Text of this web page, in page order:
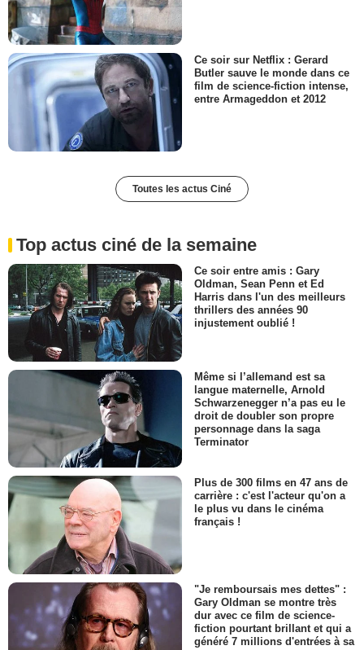
Ce soir sur Netflix : Gerard
Butler sauve le monde dans ce
film de science-fiction intense,
entre Armageddon et 2012
Toutes les actus Ciné
Top actus ciné de la semaine
Ce soir entre amis : Gary
Oldman, Sean Penn et Ed
Harris dans l'un des meilleurs
thrillers des années 90
injustement oublié !
Même si l’allemand est sa
langue maternelle, Arnold
Schwarzenegger n’a pas eu le
droit de doubler son propre
personnage dans la saga
Terminator
Plus de 300 films en 47 ans de
carrière : c'est l'acteur qu'on a
le plus vu dans le cinéma
français !
"Je remboursais mes dettes" :
Gary Oldman se montre très
dur avec ce film de science-
fiction pourtant brillant et qui a
généré 7 millions d'entrées à sa